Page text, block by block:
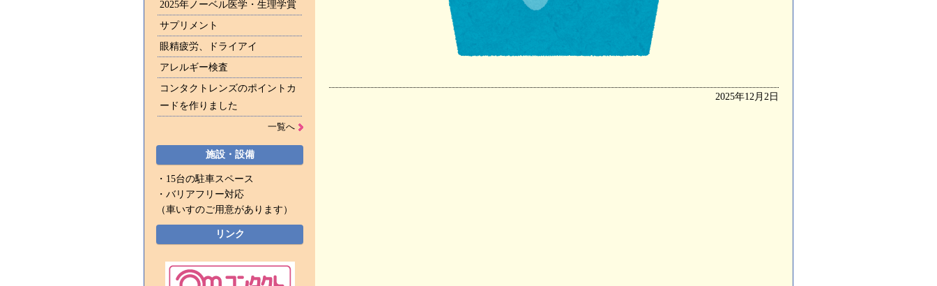
2025年12月2日
2025年ノーベル医学・生理学賞
サプリメント
眼精疲労、ドライアイ
アレルギー検査
コンタクトレンズのポイントカ
ードを作りました
一覧へ
施設・設備
・15台の駐車スペース
・バリアフリー対応
（車いすのご用意があります）
リンク